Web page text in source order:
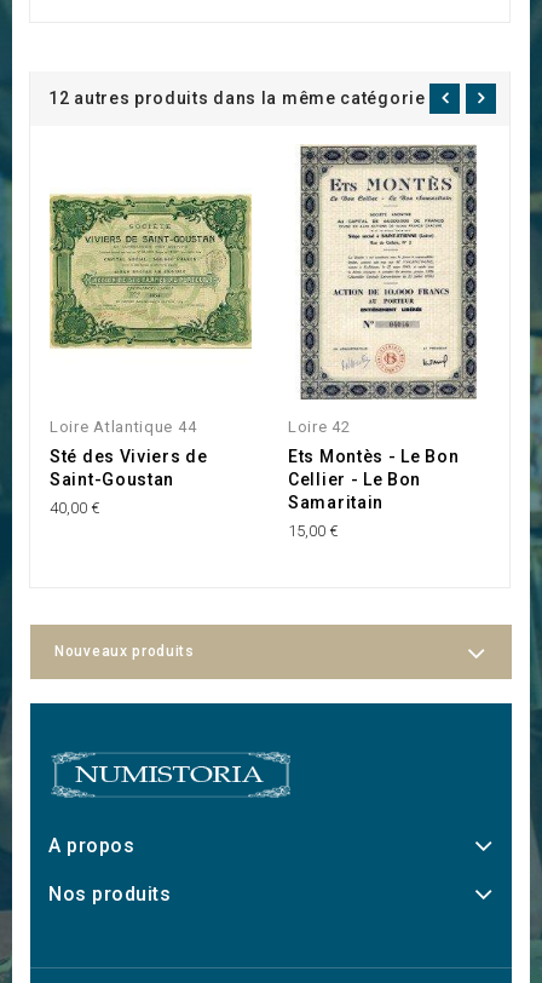
12 autres produits dans la même catégorie :
Loire Atlantique 44
Sté des Viviers de
Saint-Goustan
40,00 €
Loire 42
Ets Montès - Le Bon
Cellier - Le Bon
Samaritain
15,00 €
Nouveaux produits
A propos
Nos produits